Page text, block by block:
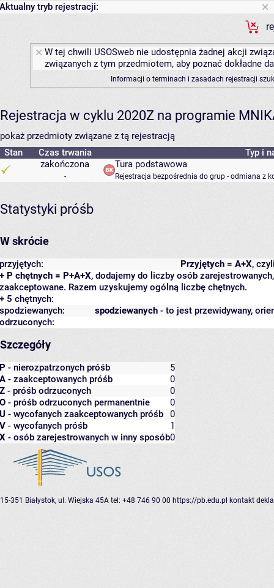
Aktualny tryb rejestracji:
W tej chwili USOSweb nie udostępnia żadnej akcji
związanych z tym przedmiotem, aby poznać dokładne
Informacji o terminach i zasadach rejestracji
Rejestracja w cyklu 2020Z na programie
pokaż przedmioty związane z tą rejestracją
Stan
Czas trwania
Typ i
zakończona
-
Tura podstawowa
Rejestracja bezpośrednia do grup - odmiana z
Statystyki próśb
W skrócie
Przyjętych = A+X,
przyjętych:
+ P chętnych = P+A+X, dodajemy do liczby osób
zaakceptowane. Razem uzyskujemy ogólną liczbę chętnych.
+ 5 chętnych:
spodziewanych - to jest przewidywany,
spodziewanych:
odrzuconych:
Szczegóły
P - nierozpatrzonych próśb
5
A - zaakceptowanych próśb
0
Z - próśb odrzuconych
0
O - próśb odrzuconych permanentnie
0
U - wycofanych zaakceptowanych próśb
0
V - wycofanych próśb
1
X - osób zarejestrowanych w inny sposób0
15-351 Białystok, ul. Wiejska 45A tel: +48 746 90 00 https://pb.edu.pl kontakt